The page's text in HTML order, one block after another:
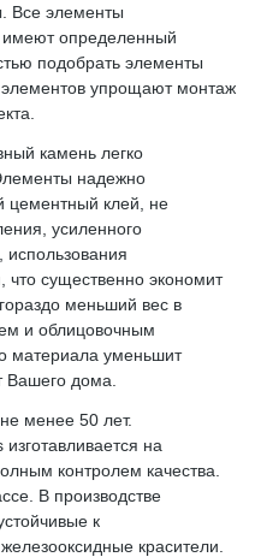
Все элементы
имеют определенный
подобрать элементы
элементов упрощают монтаж
камень легко
надежно
цементный клей, не
усиленного
что существенно экономит
меньший вес в
и облицовочным
материала уменьшит
Вашего дома.
менее 50 лет.
на
контролем качества.
В производстве
к
красители.